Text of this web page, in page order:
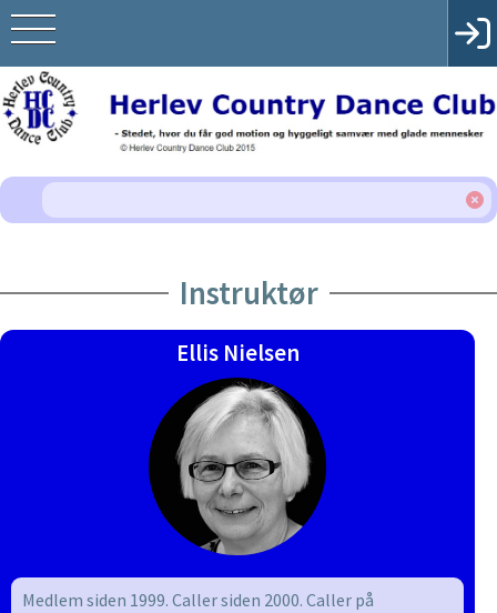
Instruktør
Ellis Nielsen
Medlem siden 1999. Caller siden 2000. Caller på